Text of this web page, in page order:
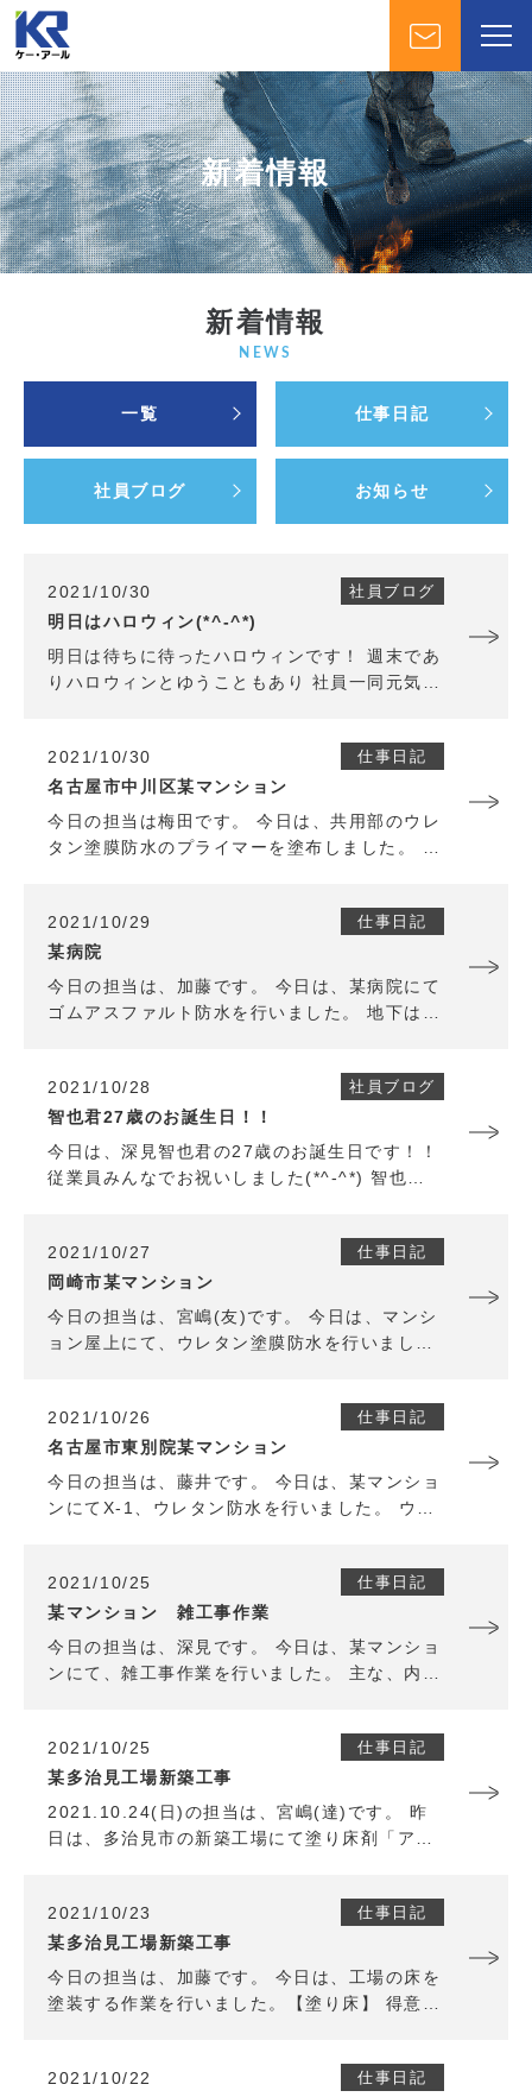
新着情報
新着情報
NEWS
一覧 仕事日記
社員ブログ お知らせ
2021/10/30 社員ブログ
明日はハロウィン(*^-^*)
明日は待ちに待ったハロウィンです！ 週末であ
りハロウィンとゆうこともあり 社員一同元気よ
らまた、元気よくやっていきます！ trick or tr
eat!! おかしくれなきゃイタズラしちゃう
ぞ！！
2021/10/30 仕事日記
名古屋市中川区某マンション
今日の担当は梅田です。 今日は、共用部のウレ
タン塗膜防水のプライマーを塗布しました。 仕
を引き締めて作業します。
2021/10/29 仕事日記
某病院
今日の担当は、加藤です。 今日は、某病院にて
ゴムアスファルト防水を行いました。 地下は寒
した。 明日からも引き続き頑張っていきます。
2021/10/28 社員ブログ
智也君27歳のお誕生日！！
今日は、深見智也君の27歳のお誕生日です！！
従業員みんなでお祝いしました(*^-^*) 智也君
2021/10/27 仕事日記
岡崎市某マンション
今日の担当は、宮嶋(友)です。 今日は、マンシ
ョン屋上にて、ウレタン塗膜防水を行いまし
施工しました。 密着工法で膜厚を気にしての作
業でしたが、納得のいく仕上がりで作業終了す
ることができました。 忙しい時期ですが、明日
2021/10/26 仕事日記
名古屋市東別院某マンション
今日の担当は、藤井です。 今日は、某マンショ
ンにてX-1、ウレタン防水を行いました。 ウレ
気を引き締めて頑張ります。
2021/10/25 仕事日記
某マンション 雑工事作業
今日の担当は、深見です。 今日は、某マンショ
ンにて、雑工事作業を行いました。 主な、内容
たりするのですが、 こういった作業雨の日でも
行えるので これからも防水作業に限らず、こう
いった作業でもしっかりやっていこうと思いま
す！
2021/10/25 仕事日記
某多治見工場新築工事
2021.10.24(日)の担当は、宮嶋(達)です。 昨
日は、多治見市の新築工場にて塗り床剤「アー
新鮮な作業で、楽しみながら作業を進めること
ができました。 仕上がりは、とても綺麗に出来
たので良かったです。 多少肌寒くなってきたの
で、体調管理には特に気を付けて頑張ります。
2021/10/23 仕事日記
某多治見工場新築工事
今日の担当は、加藤です。 今日は、工場の床を
塗装する作業を行いました。【塗り床】 得意分
2021/10/22 仕事日記